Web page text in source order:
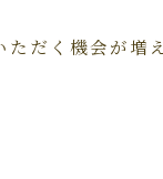
だく機会が増え